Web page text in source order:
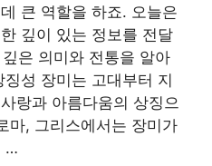
큰 역할을 하죠. 오늘은
깊이 있는 정보를 전달
은 의미와 전통을 알아
성 장미는 고대부터 지
랑과 아름다움의 상징으
마, 그리스에서는 장미가
…